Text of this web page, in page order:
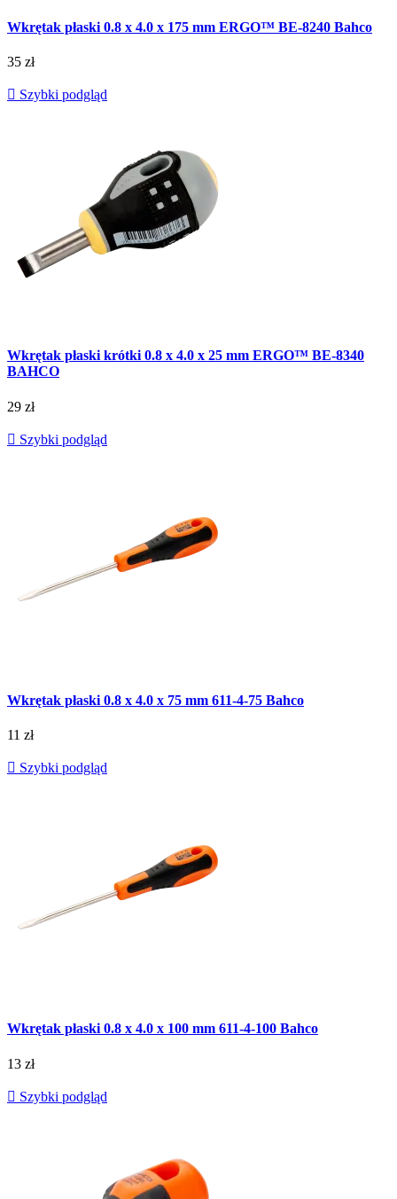
Wkrętak płaski 0.8 x 4.0 x 175 mm ERGO™ BE-8240 Bahco
35 zł
 Szybki podgląd
Wkrętak płaski krótki 0.8 x 4.0 x 25 mm ERGO™ BE-8340
BAHCO
29 zł
 Szybki podgląd
Wkrętak płaski 0.8 x 4.0 x 75 mm 611-4-75 Bahco
11 zł
 Szybki podgląd
Wkrętak płaski 0.8 x 4.0 x 100 mm 611-4-100 Bahco
13 zł
 Szybki podgląd